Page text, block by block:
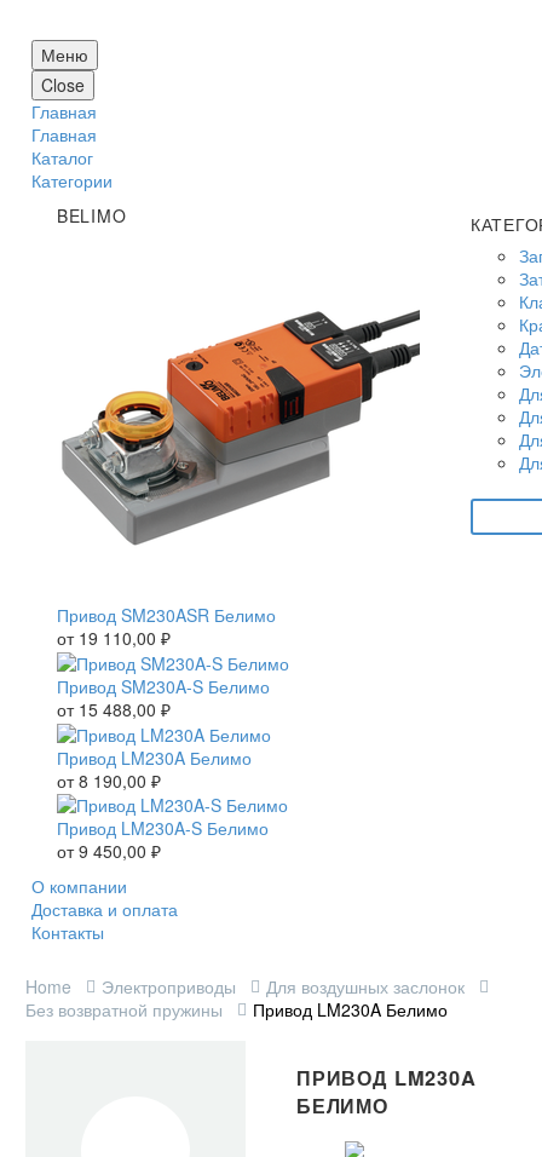
Меню
Close
Главная
Главная
Каталог
Категории
BELIMO
Привод SM230ASR Белимо
от 19 110,00 ₽
Привод SM230A-S Белимо
от 15 488,00 ₽
Привод LM230A Белимо
от8 190,00 ₽
Привод LM230A-S Белимо
от9 450,00 ₽
О компании
Доставка и оплата
Контакты
Home Электроприводы
Для воздушных заслонок
Без возвратной пружины
Привод LM230A Белимо
ПРИВОД LM230A
БЕЛИМО